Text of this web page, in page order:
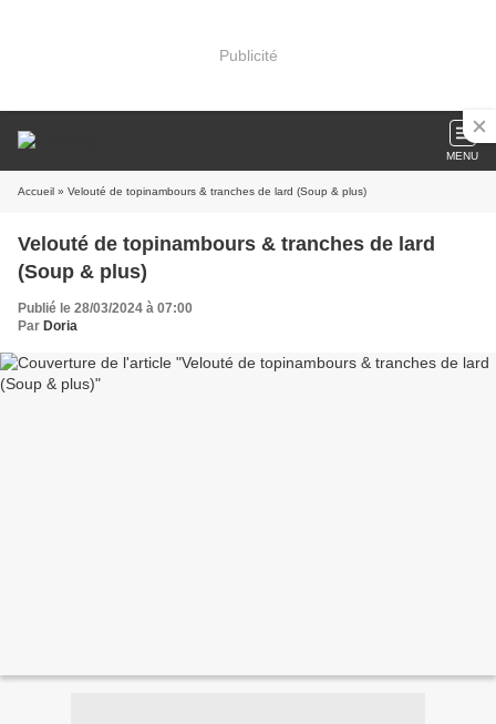
Publicité
MENU
Accueil » Velouté de topinambours & tranches de lard (Soup & plus)
Velouté de topinambours & tranches de lard
(Soup & plus)
Publié le 28/03/2024 à 07:00
Par Doria